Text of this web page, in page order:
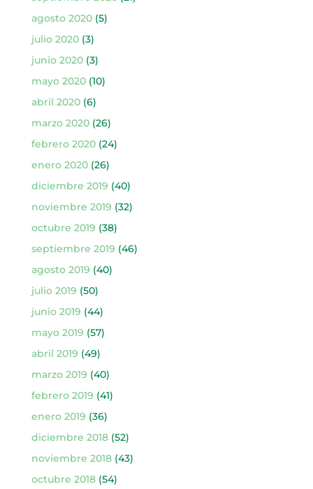
agosto 2020(5)
julio 2020(3)
junio 2020(3)
mayo 2020(10)
abril 2020(6)
marzo 2020(26)
febrero 2020(24)
enero 2020(26)
diciembre 2019 (40)
noviembre 2019 (32)
octubre 2019 (38)
septiembre 2019 (46)
agosto 2019 (40)
julio 2019 (50)
junio 2019 (44)
mayo 2019 (57)
abril 2019 (49)
marzo 2019 (40)
febrero 2019 (41)
enero 2019 (36)
diciembre 2018(52)
noviembre 2018(43)
octubre 2018(54)